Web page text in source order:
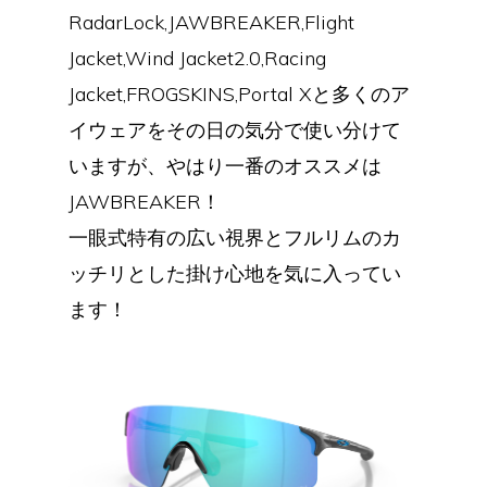
RadarLock,JAWBREAKER,Flight
Jacket,Wind Jacket2.0,Racing
Jacket,FROGSKINS,Portal Xと多くのア
イウェアをその日の気分で使い分けて
いますが、やはり一番のオススメは
JAWBREAKER！
一眼式特有の広い視界とフルリムのカ
ッチリとした掛け心地を気に入ってい
ます！